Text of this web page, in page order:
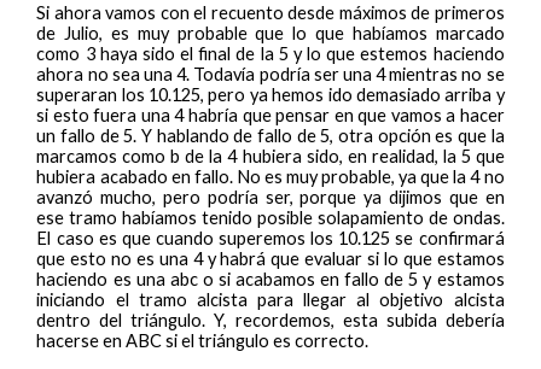
Si ahora vamos con el recuento desde máximos de primeros
de Julio, es muy probable que lo que habíamos marcado
como 3 haya sido el final de la 5 y lo que estemos haciendo
ahora no sea una 4. Todavía podría ser una 4 mientras no se
superaran los 10.125, pero ya hemos ido demasiado arriba y
si esto fuera una 4 habría que pensar en que vamos a hacer
un fallo de 5. Y hablando de fallo de 5, otra opción es que la
marcamos como b de la 4 hubiera sido, en realidad, la 5 que
hubiera acabado en fallo. No es muy probable, ya que la 4 no
avanzó mucho, pero podría ser, porque ya dijimos que en
ese tramo habíamos tenido posible solapamiento de ondas.
El caso es que cuando superemos los 10.125 se confirmará
que esto no es una 4 y habrá que evaluar si lo que estamos
haciendo es una abc o si acabamos en fallo de 5 y estamos
iniciando el tramo alcista para llegar al objetivo alcista
dentro del triángulo. Y, recordemos, esta subida debería
hacerse en ABC si el triángulo es correcto.